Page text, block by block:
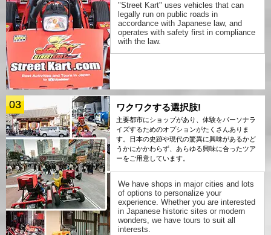
"Street Kart" uses vehicles that can
legally run on public roads in
accordance with Japanese law, and
operates with safety first in compliance
with the law.
03 ワクワクする選択肢!
主要都市にショップがあり、体験をパーソナラ
イズするためのオプションがたくさんありま
す。日本の史跡や現代の驚異に興味があるかど
うかにかかわらず、あらゆる興味に合ったツア
ーをご用意しています。
We have shops in major cities and lots
of options to personalize your
experience. Whether you are interested
in Japanese historic sites or modern
wonders, we have tours to suit all
interests.